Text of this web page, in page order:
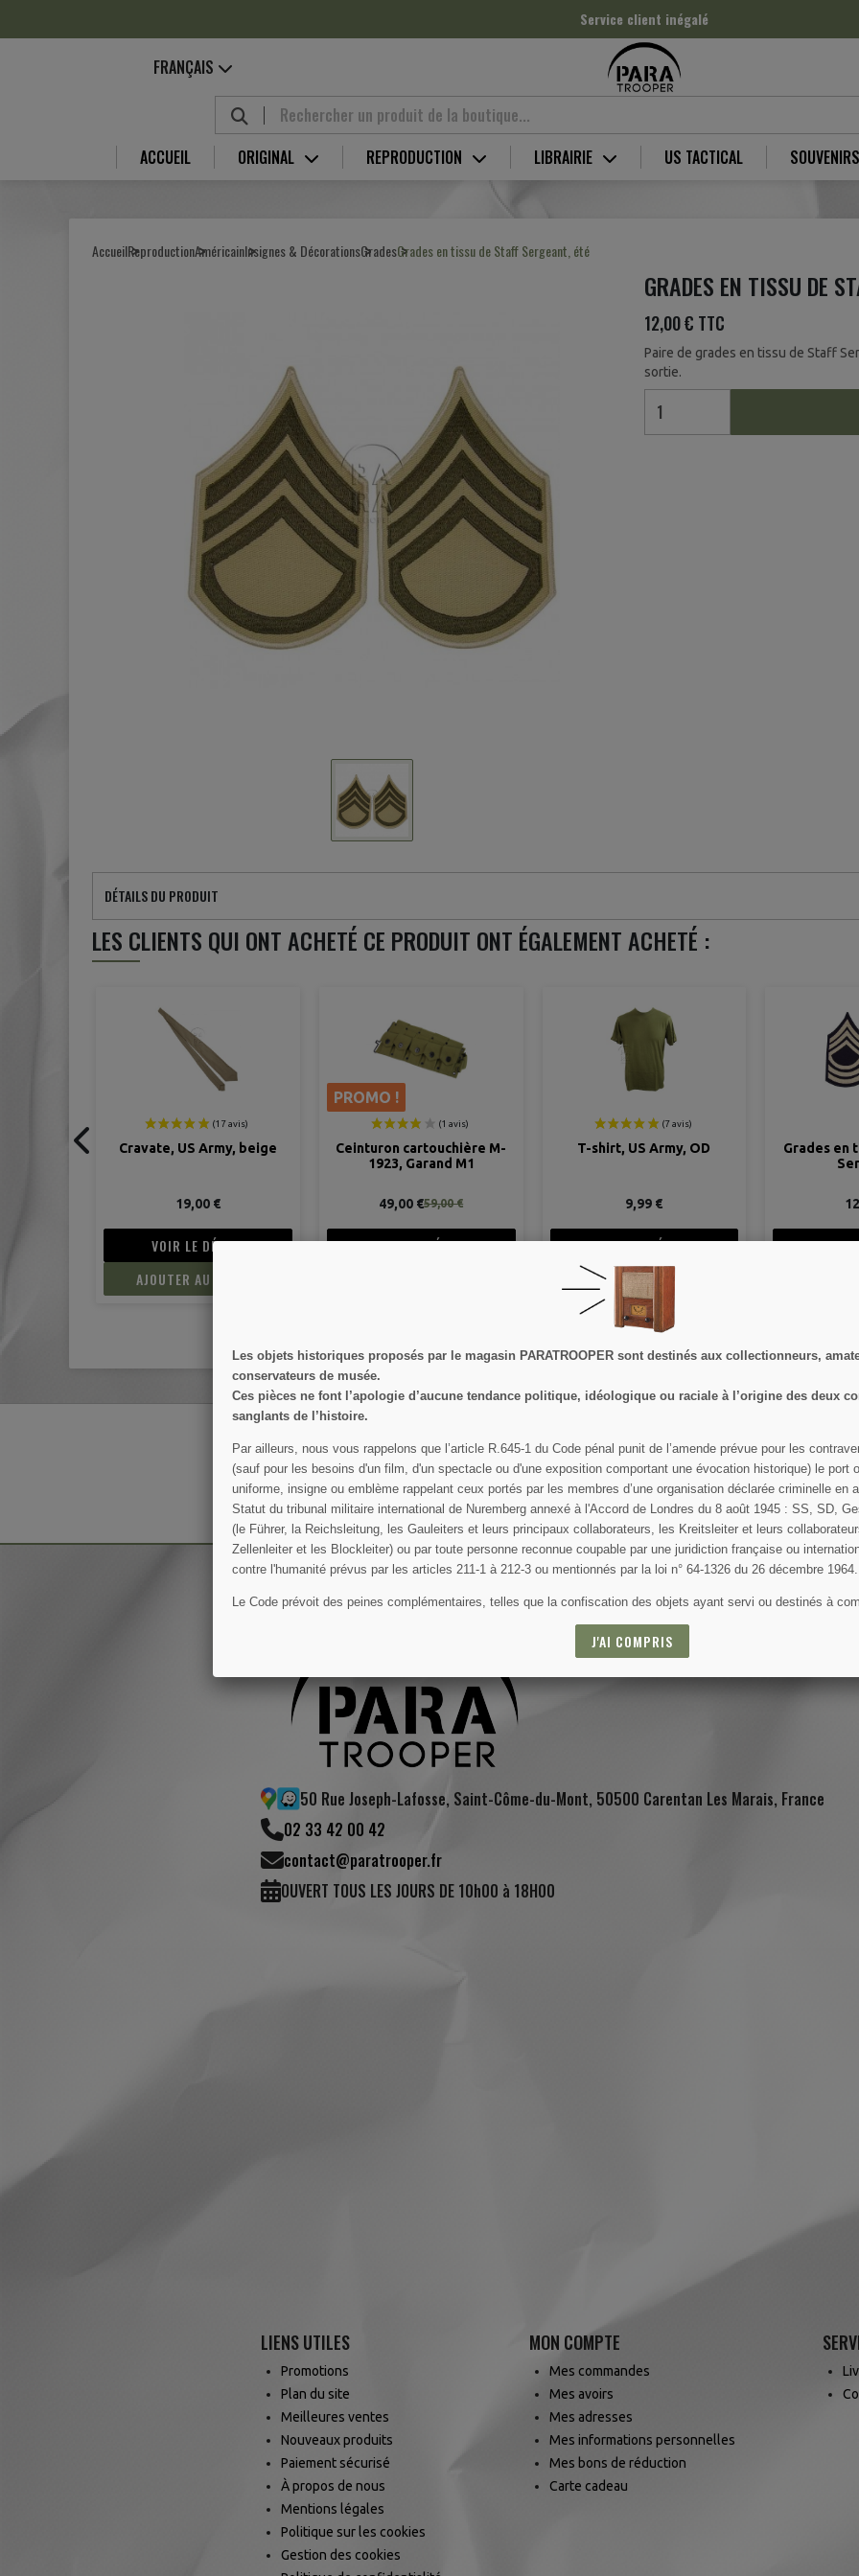
Service client inégalé
FRANÇAIS
ACCUEIL ORIGINAL REPRODUCTION LIBRAIRIE US TACTICAL SOUVENIRS
AccueilReproductionAméricainInsignes & DécorationsGradesGrades en tissu de Staff Sergeant, été
GRADES EN TISSU DE
12,00 € TTC
Paire de grades en tissu de Staff
sortie.
DÉTAILS DU PRODUIT
LES CLIENTS QUI ONT ACHETÉ CE PRODUIT ONT ÉGALEMENT ACHETÉ :
(1 avis)
Ceinturon cartouchière M-
49,00 €59,00 €
VOIR LE DÉTAIL
AJOUTER AU PANIER
T-shirt, US Army, OD
9,99 €
VOIR LE DÉTAIL
Grades en tissu de Master
12,00 €
VOIR LE DÉTAIL
AJOUTER AU PANIER
VOIR
RECEVEZ NOS OFFRES SPÉCIALES
Vous pouvez vous désinscrire à tout moment. Vous trouverez pour cela nos informations de contact dans
50 Rue Joseph-Lafosse, Saint-Côme-du-Mont, 50500 Carentan Les Marais, France
02 33 42 00 42
contact@paratrooper.fr
OUVERT TOUS LES JOURS DE 10h00 à 18H00
LIENS UTILES
Promotions
Plan du site
Meilleures ventes
Nouveaux produits
Paiement sécurisé
À propos de nous
Mentions légales
Politique sur les cookies
Gestion des cookies
MON COMPTE
Mes commandes
Mes avoirs
Mes adresses
Mes informations personnelles
Mes bons de réduction
Carte cadeau
Les objets historiques proposés par le magasin PARATROOPER sont destinés aux collectionneurs,
conservateurs de musée.
Ces pièces ne font l’apologie d’aucune tendance politique, idéologique ou raciale à l’origine des deux
sanglants de l’histoire.
Par ailleurs, nous vous rappelons que l’article R.645­-1 du Code pénal punit de l’amende prévue pour les
(sauf pour les besoins d'un film, d'un spectacle ou d'une exposition comportant une évocation historique) le port
uniforme, insigne ou emblème rappelant ceux portés par les membres d’une organisation déclarée criminelle en
Statut du tribunal militaire international de Nuremberg annexé à l'Accord de Londres du 8 août 1945 : SS, SD,
(le Führer, la Reichsleitung, les Gauleiters et leurs principaux collaborateurs, les Kreitsleiter et leurs
Zellenleiter et les Blockleiter) ou par toute personne reconnue coupable par une juridiction française ou
contre l'humanité prévus par les articles 211-1 à 212-3 ou mentionnés par la loi n° 64-1326 du 26 décembre 1964.
Le Code prévoit des peines complémentaires, telles que la confiscation des objets ayant servi ou destinés à
J'AI COMPRIS